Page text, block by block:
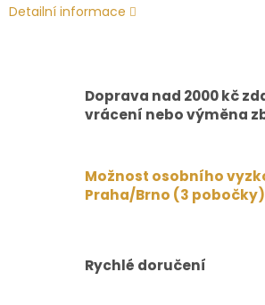
Detailní informace
Doprava nad 2000 kč
vrácení nebo výměna
Možnost osobního
Praha/Brno (3 pobočky)
Rychlé doručení